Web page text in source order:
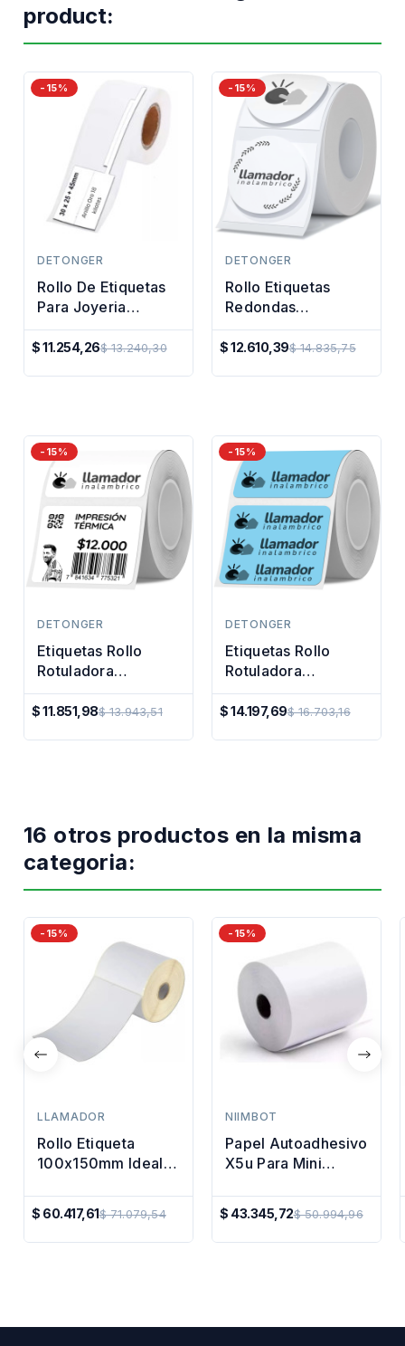
product:
-15%
DETONGER
Rollo De Etiquetas
Para Joyeria
Impresora Termica
30x25 45mm
$ 11.254,26
Precio
Regular
$ 13.240,30
-15%
DETONGER
Rollo Etiquetas
Redondas
Rotuladora
Impresora Térmica
$ 12.610,39
Precio
Regular
$ 14.835,75
-15%
DETONGER
Etiquetas Rollo
Rotuladora
Impresora Termica
40x30mm
$ 11.851,98
Precio
Regular
$ 13.943,51
-15%
DETONGER
Etiquetas Rollo
Rotuladora
Impresora Termica
50x50mm
$ 14.197,69
Precio
Regular
$ 16.703,16
16 otros productos en la misma
categoria:
-15%
LLAMADOR
Rollo Etiqueta
100x150mm Ideal
Mercadoenvios
$ 60.417,61
Precio
Regular
$ 71.079,54
-15%
NIIMBOT
Papel Autoadhesivo
X5u Para Mini
3m
$ 43.345,72
Precio
Regular
$ 50.994,96